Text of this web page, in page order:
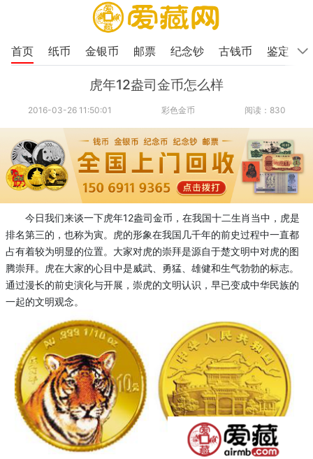
首页 纸币 金银币 邮票 纪念钞 古钱币 鉴定
虎年12盎司金币怎么样
2016-03-26 11:50:01 彩色金币 阅读：830
今日我们来谈一下虎年12盎司金币，在我国十二生肖当中，虎是
排名第三的，也称为寅。虎的形象在我国几千年的前史过程中一直都
占有着较为明显的位置。大家对虎的崇拜是源自于楚文明中对虎的图
腾崇拜。虎在大家的心目中是威武、勇猛、雄健和生气勃勃的标志。
通过漫长的前史演化与开展，崇虎的文明认识，早已变成中华民族的
一起的文明观念。